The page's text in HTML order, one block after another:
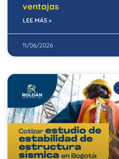
ventajas
LEE MÁS »
11/06/2026